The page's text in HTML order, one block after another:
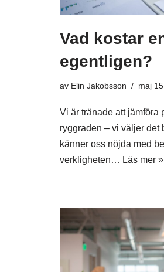
Vad kostar
egentligen?
av Elin Jakobsson maj
Vi är tränade att jämföra
ryggraden – vi väljer det
känner oss nöjda med
verkligheten… Läs mer »